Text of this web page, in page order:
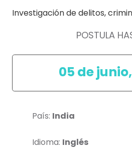
Investigación de delitos,
POSTULA
05 de
País: India
Idioma: Inglés